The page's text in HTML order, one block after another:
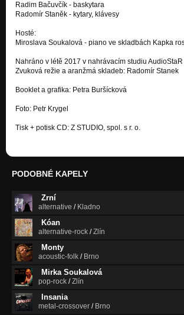
V mlze (Kóan)
Zní do kraje zvony
V mlze (Kóan)
Bastila
V mlze (Kóan)
Lesní chrám
Černá letní magie
V mlze (Kóan)
Radim Bačuvčík - baskytara
Radomír Staněk - kytary, klávesy
Hosté:
Miroslava Soukalová - piano ve skladbách Kapka
Nahráno v létě 2017 v nahrávacím studiu AudioStaR
Zvuková režie a aranžmá skladeb: Radomír Stanek
Booklet a grafika: Petra Buršícková
Foto: Petr Krygel
Tisk + potisk CD: Z STUDIO, spol. s r. o.
PODOBNÉ KAPELY
Zrní
alternative / Kladno
Kóan
alternative-rock /Zlín
Monty
acoustic-folk / Brno
Mirka Soukalová
pop-rock /Zlín
Insania
metal-crossover / Brno